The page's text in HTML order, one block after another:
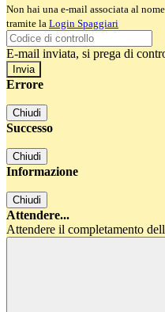
Non hai una e-mail associata al
tramite la Login Spaggiari
E-mail inviata, si prega di
Errore
Chiudi
Successo
Chiudi
Informazione
Chiudi
Attendere...
Attendere il completamento